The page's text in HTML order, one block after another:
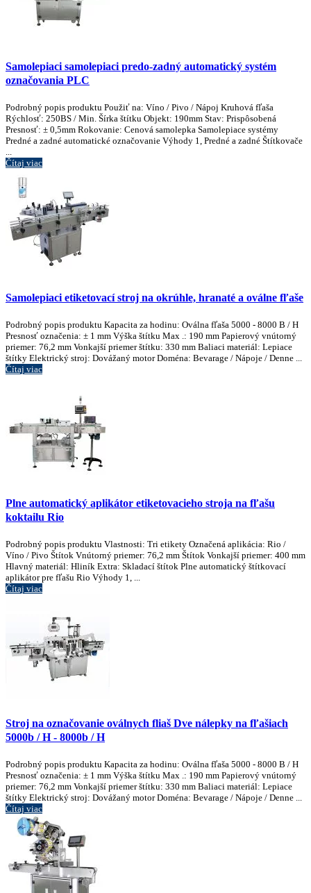
Samolepiaci samolepiaci predo-zadný automatický systém
označovania PLC
Podrobný popis produktu Použiť na: Víno / Pivo / Nápoj Kruhová fľaša
Rýchlosť: 250BS / Min. Šírka štítku Objekt: 190mm Stav: Prispôsobená
Presnosť: ± 0,5mm Rokovanie: Cenová samolepka Samolepiace systémy
Predné a zadné automatické označovanie Výhody 1, Predné a zadné Štítkovače
...
Čítaj viac
Samolepiaci etiketovací stroj na okrúhle, hranaté a oválne fľaše
Podrobný popis produktu Kapacita za hodinu: Oválna fľaša 5000 - 8000 B / H
Presnosť označenia: ± 1 mm Výška štítku Max .: 190 mm Papierový vnútorný
priemer: 76,2 mm Vonkajší priemer štítku: 330 mm Baliaci materiál: Lepiace
štítky Elektrický stroj: Dovážaný motor Doména: Bevarage / Nápoje / Denne ...
Čítaj viac
Plne automatický aplikátor etiketovacieho stroja na fľašu
koktailu Rio
Podrobný popis produktu Vlastnosti: Tri etikety Označená aplikácia: Rio /
Víno / Pivo Štítok Vnútorný priemer: 76,2 mm Štítok Vonkajší priemer: 400 mm
Hlavný materiál: Hliník Extra: Skladací štítok Plne automatický štítkovací
aplikátor pre fľašu Rio Výhody 1, ...
Čítaj viac
Stroj na označovanie oválnych fliaš Dve nálepky na fľašiach
5000b / H - 8000b / H
Podrobný popis produktu Kapacita za hodinu: Oválna fľaša 5000 - 8000 B / H
Presnosť označenia: ± 1 mm Výška štítku Max .: 190 mm Papierový vnútorný
priemer: 76,2 mm Vonkajší priemer štítku: 330 mm Baliaci materiál: Lepiace
štítky Elektrický stroj: Dovážaný motor Doména: Bevarage / Nápoje / Denne ...
Čítaj viac